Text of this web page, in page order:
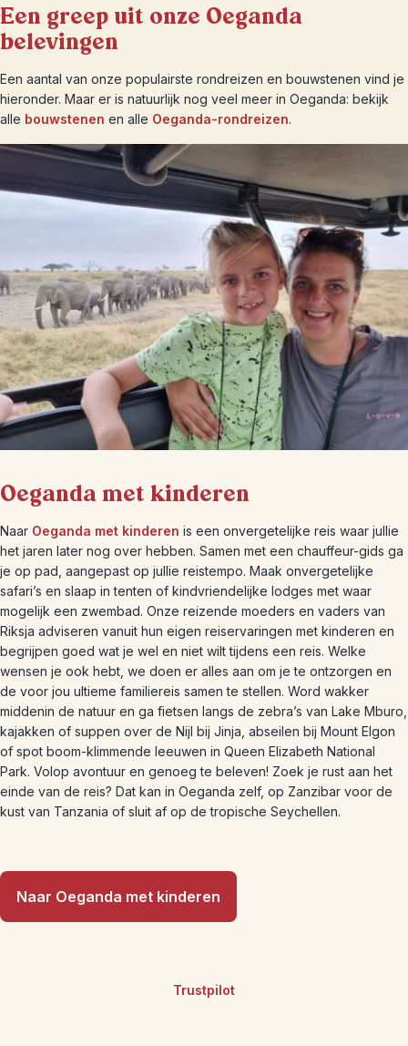
Een greep uit onze Oeganda
belevingen
Een aantal van onze populairste rondreizen en bouwstenen vind je
hieronder. Maar er is natuurlijk nog veel meer in Oeganda: bekijk
alle bouwstenen en alle Oeganda-rondreizen.
Oeganda met kinderen
Naar Oeganda met kinderen is een onvergetelijke reis waar jullie
het jaren later nog over hebben. Samen met een chauffeur-gids ga
je op pad, aangepast op jullie reistempo. Maak onvergetelijke
safari’s en slaap in tenten of kindvriendelijke lodges met waar
mogelijk een zwembad. Onze reizende moeders en vaders van
Riksja adviseren vanuit hun eigen reiservaringen met kinderen en
begrijpen goed wat je wel en niet wilt tijdens een reis. Welke
wensen je ook hebt, we doen er alles aan om je te ontzorgen en
de voor jou ultieme familiereis samen te stellen. Word wakker
middenin de natuur en ga fietsen langs de zebra’s van Lake Mburo,
kajakken of suppen over de Nijl bij Jinja, abseilen bij Mount Elgon
of spot boom-klimmende leeuwen in Queen Elizabeth National
Park. Volop avontuur en genoeg te beleven! Zoek je rust aan het
einde van de reis? Dat kan in Oeganda zelf, op Zanzibar voor de
kust van Tanzania of sluit af op de tropische Seychellen.
Naar Oeganda met kinderen
Trustpilot